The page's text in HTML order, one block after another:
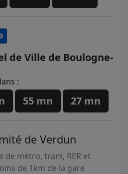
de Ville de Boulogne-
:
55 mn 27 mn
de Verdun
de métro, tram, RER et
de 1km de la gare